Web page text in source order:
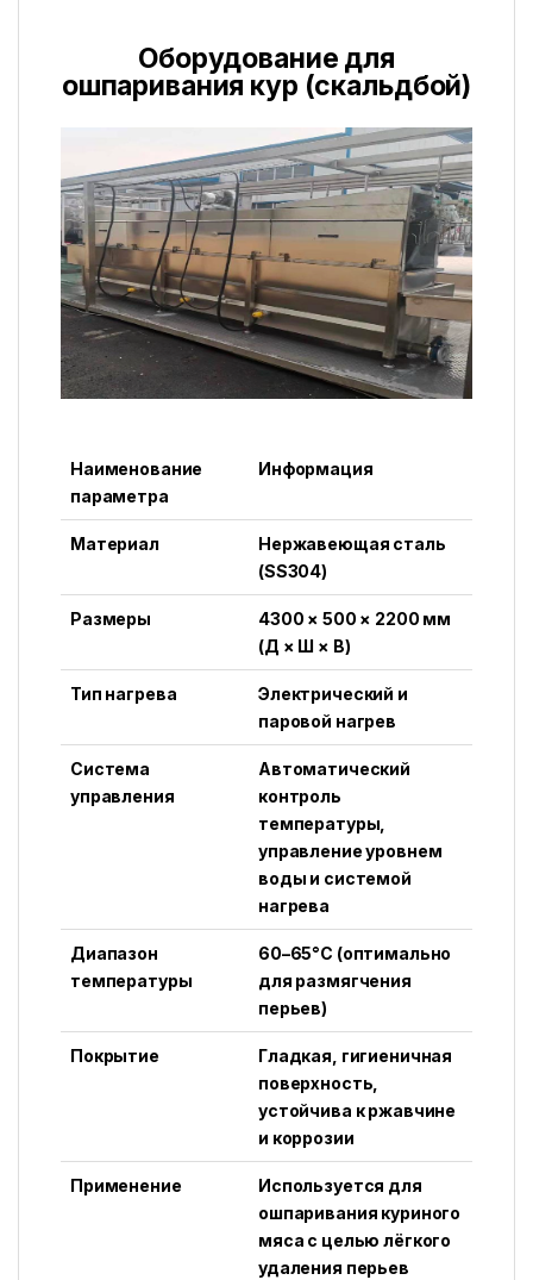
Оборудование для
ошпаривания кур (скальдбой)
Наименование
параметра
Информация
Материал
Нержавеющая сталь
(SS304)
Размеры
4300 × 500 × 2200 мм
(Д × Ш × В)
Тип нагрева
Электрический и
паровой нагрев
Система
управления
Автоматический
контроль
температуры,
управление уровнем
воды и системой
нагрева
Диапазон
температуры
60–65°C (оптимально
для размягчения
перьев)
Покрытие
Гладкая, гигиеничная
поверхность,
устойчива к ржавчине
и коррозии
Применение
Используется для
ошпаривания куриного
мяса с целью лёгкого
удаления перьев